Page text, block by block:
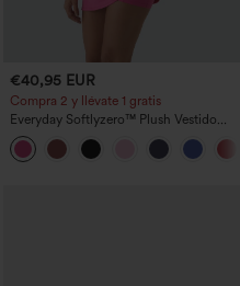
€40,95 EUR
Compra 2 y llévate 1 gratis
Everyday Softlyzero™ Plush Vestido
deportivo sin espalda 2 en 1
acampanado -Wannabe -Easy Peezy